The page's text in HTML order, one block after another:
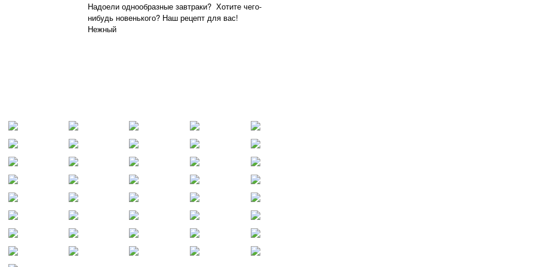
Надоели однообразные завтраки? Хотите чего-
нибудь новенького? Наш рецепт для вас!
Нежный